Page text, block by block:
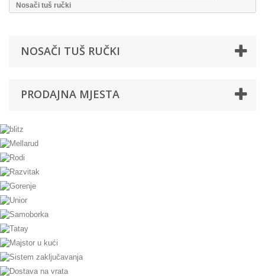
Nosači tuš ručki
NOSAČI TUŠ RUČKI
PRODAJNA MJESTA